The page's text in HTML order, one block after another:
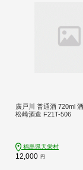
廣戸川 普通酒 720ml
松崎酒造 F21T-506
福島県天栄村
12,000 円